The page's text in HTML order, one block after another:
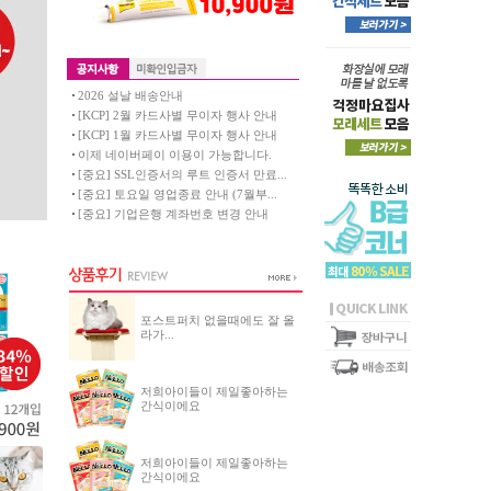
2026 설날 배송안내
[KCP] 2월 카드사별 무이자 행사 안내
[KCP] 1월 카드사별 무이자 행사 안내
이제 네이버페이 이용이 가능합니다.
[중요] SSL인증서의 루트 인증서 만료...
[중요] 토요일 영업종료 안내 (7월부...
[중요] 기업은행 계좌번호 변경 안내
포스트퍼치 없을때에도 잘 올
라가...
저희아이들이 제일좋아하는
간식이에요
저희아이들이 제일좋아하는
간식이에요